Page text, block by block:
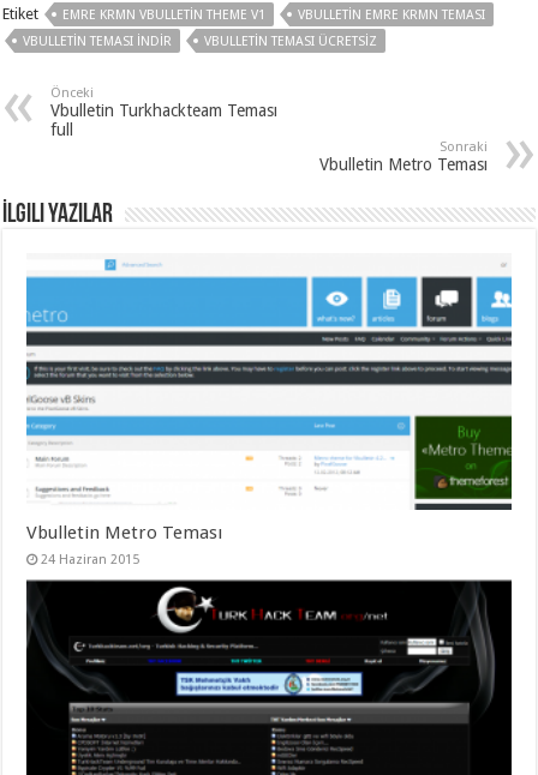
Etiket EMRE KRMN VBULLETIN THEME V1
VBULLETIN EMRE KRMN TEMASI
VBULLETIN TEMASI INDIR
VBULLETIN TEMASI ÜCRETSIZ
Önceki
Vbulletin Turkhackteam Teması
full
Sonraki
Vbulletin Metro Teması
İlgili Yazılar
Vbulletin Metro Teması
24 Haziran 2015